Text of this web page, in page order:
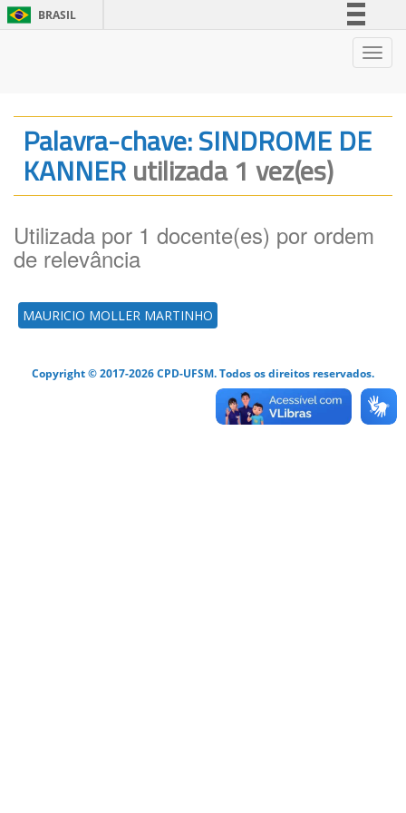
BRASIL
Legislação
Canais
Palavra-chave: SINDROME DE
KANNERutilizada 1 vez(es)
Utilizada por 1 docente(es) por ordem
de relevância
MAURICIO MOLLER MARTINHO
Copyright © 2017-2026 CPD-UFSM. Todos os direitos reservados.